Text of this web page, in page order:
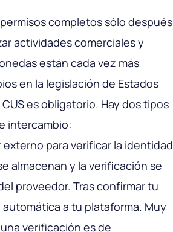
completos sólo después
actividades comerciales y
están cada vez más
en la legislación de Estados
es obligatorio. Hay dos tipos
intercambio:
para verificar la identidad
almacenan y la verificación se
proveedor. Tras confirmar tu
a tu plataforma. Muy
verificación es de